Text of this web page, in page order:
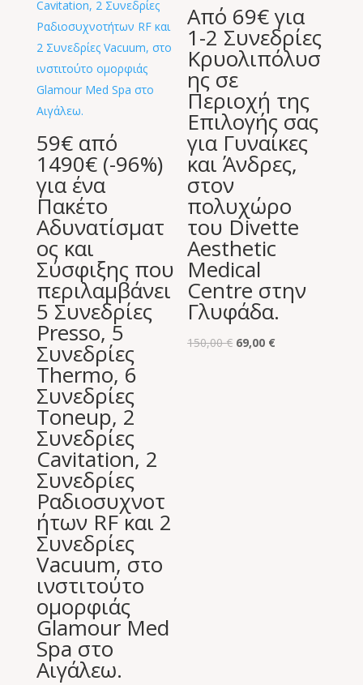
59€ από
1490€ (-96%)
για ένα
Πακέτο
Αδυνατίσματ
ος και
Σύσφιξης που
περιλαμβάνει
5 Συνεδρίες
Presso, 5
Συνεδρίες
Thermo, 6
Συνεδρίες
Toneup, 2
Συνεδρίες
Cavitation, 2
Συνεδρίες
Ραδιοσυχνοτ
ήτων RF και 2
Συνεδρίες
Vacuum, στο
ινστιτούτο
ομορφιάς
Glamour Med
Spa στο
Αιγάλεω.
Από 69€ για
1-2 Συνεδρίες
Κρυολιπόλυσ
ης σε
Περιοχή της
Επιλογής σας
για Γυναίκες
και Άνδρες,
στον
πολυχώρο
του Divette
Aesthetic
Medical
Centre στην
Γλυφάδα.
150,00€ Original
69,00 €